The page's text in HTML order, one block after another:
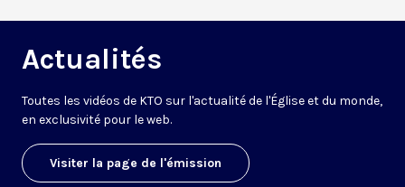
Actualités
Toutes les vidéos de KTO sur l'actualité de l'Église et du monde,
en exclusivité pour le web.
Visiter la page de l'émission